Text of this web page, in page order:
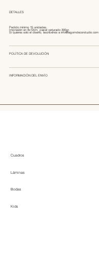
DETALLES
Pedido mínimo 15 unidades.
Impresión en 8x12cm, papel verjurado 300gr.
Si quieres solo el diseño, escríbenos a info@lagomdecorstudio.com
POLÍTICA DE DEVOLUCIÓN
INFORMACIÓN DEL ENVÍO
Cuadros
Láminas
Bodas
Kids